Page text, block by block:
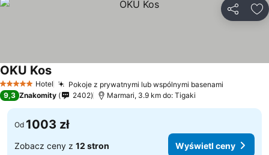
5 KategoriaHotel Pokoje z prywatnymi lub wspólnymi basenami
OKU Kos
9,3 Znakomity 2402 Marmari, 3.9 km do: Tigaki
Od 1003 zł
Zobacz ceny z 12 stron Wyświetl ceny